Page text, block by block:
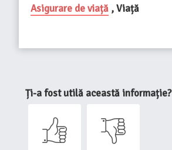
Asigurare de viață , Viață
Ți-a fost utilă această informație?